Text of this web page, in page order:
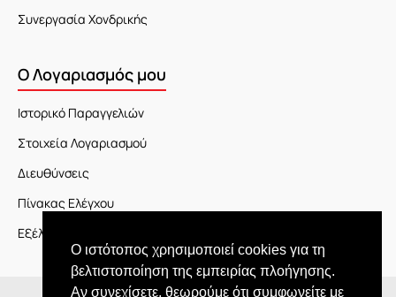
Ο ιστότοπος χρησιμοποιεί cookies για τη
βελτιστοποίηση της εμπειρίας πλοήγησης.
Αν συνεχίσετε, θεωρούμε ότι συμφωνείτε με
Συνεργασία Χονδρικής
Ο Λογαριασμός μου
Ιστορικό Παραγγελιών
Στοιχεία Λογαριασμού
Διευθύνσεις
Πίνακας Ελέγχου
Εξέλιξη Παραγγελίας